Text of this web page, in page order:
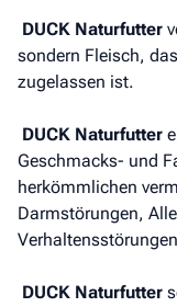
DUCK Naturfutter
sondern Fleisch,
zugelassen ist.
DUCK Naturfutter
Geschmacks- und
herkömmlichen
Darmstörungen,
DUCK Naturfutter